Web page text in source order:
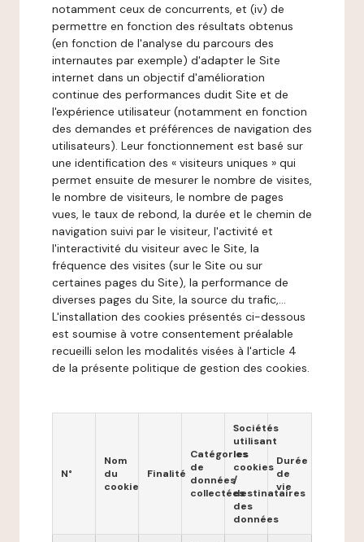
notamment ceux de concurrents, et (iv) de
permettre en fonction des résultats obtenus
(en fonction de l'analyse du parcours des
internautes par exemple) d'adapter le Site
internet dans un objectif d'amélioration
continue des performances dudit Site et de
l'expérience utilisateur (notamment en fonction
des demandes et préférences de navigation des
utilisateurs). Leur fonctionnement est basé sur
une identification des « visiteurs uniques » qui
permet ensuite de mesurer le nombre de visites,
le nombre de visiteurs, le nombre de pages
vues, le taux de rebond, la durée et le chemin de
navigation suivi par le visiteur, l'activité et
l'interactivité du visiteur avec le Site, la
fréquence des visites (sur le Site ou sur
certaines pages du Site), la performance de
diverses pages du Site, la source du trafic,...
L'installation des cookies présentés ci-dessous
est soumise à votre consentement préalable
recueilli selon les modalités visées à l'article 4
de la présente politique de gestion des cookies.
N°
Nom
du
cookie
Finalité
Catégories
de
données
collectées
Sociétés
utilisant
les
cookies
/
destinataires
des
données
Durée
de
vie